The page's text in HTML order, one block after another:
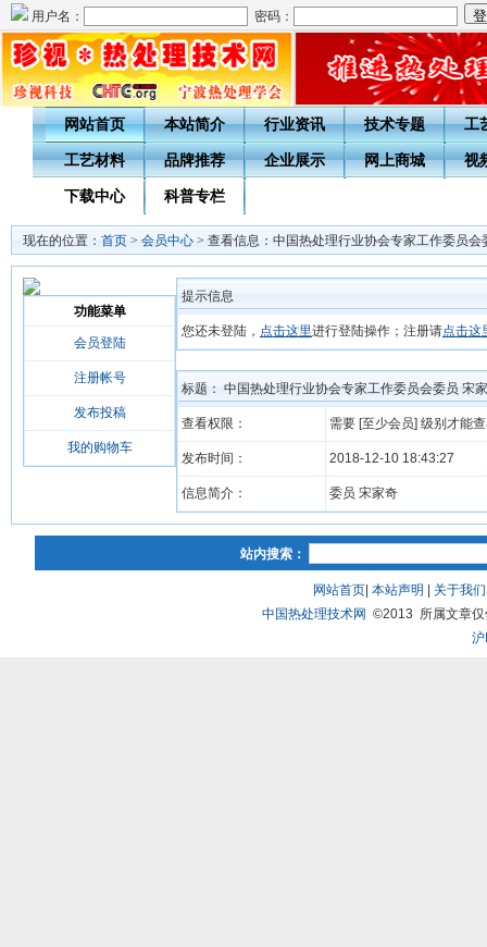
用户名： 密码：
网站首页 本站简介 行业资讯 技术专题 工
工艺材料 品牌推荐 企业展示 网上商城 视
下载中心 科普专栏
现在的位置： 首页 > 会员中心 > 查看信息：中国热处理行业协会专家工作委员会
功能菜单
会员登陆
注册帐号
发布投稿
我的购物车
提示信息
您还未登陆， 点击这里进行登陆操作；注册请点击这
标题： 中国热处理行业协会专家工作委员会委员 宋
查看权限： 需要 [至少会员] 级别才能
发布时间： 2018-12-10 18:43:27
信息简介： 委员 宋家奇
站内搜索：
网站首页| 本站声明 关于我们
中国热处理技术网 ©2013 所属文章仅